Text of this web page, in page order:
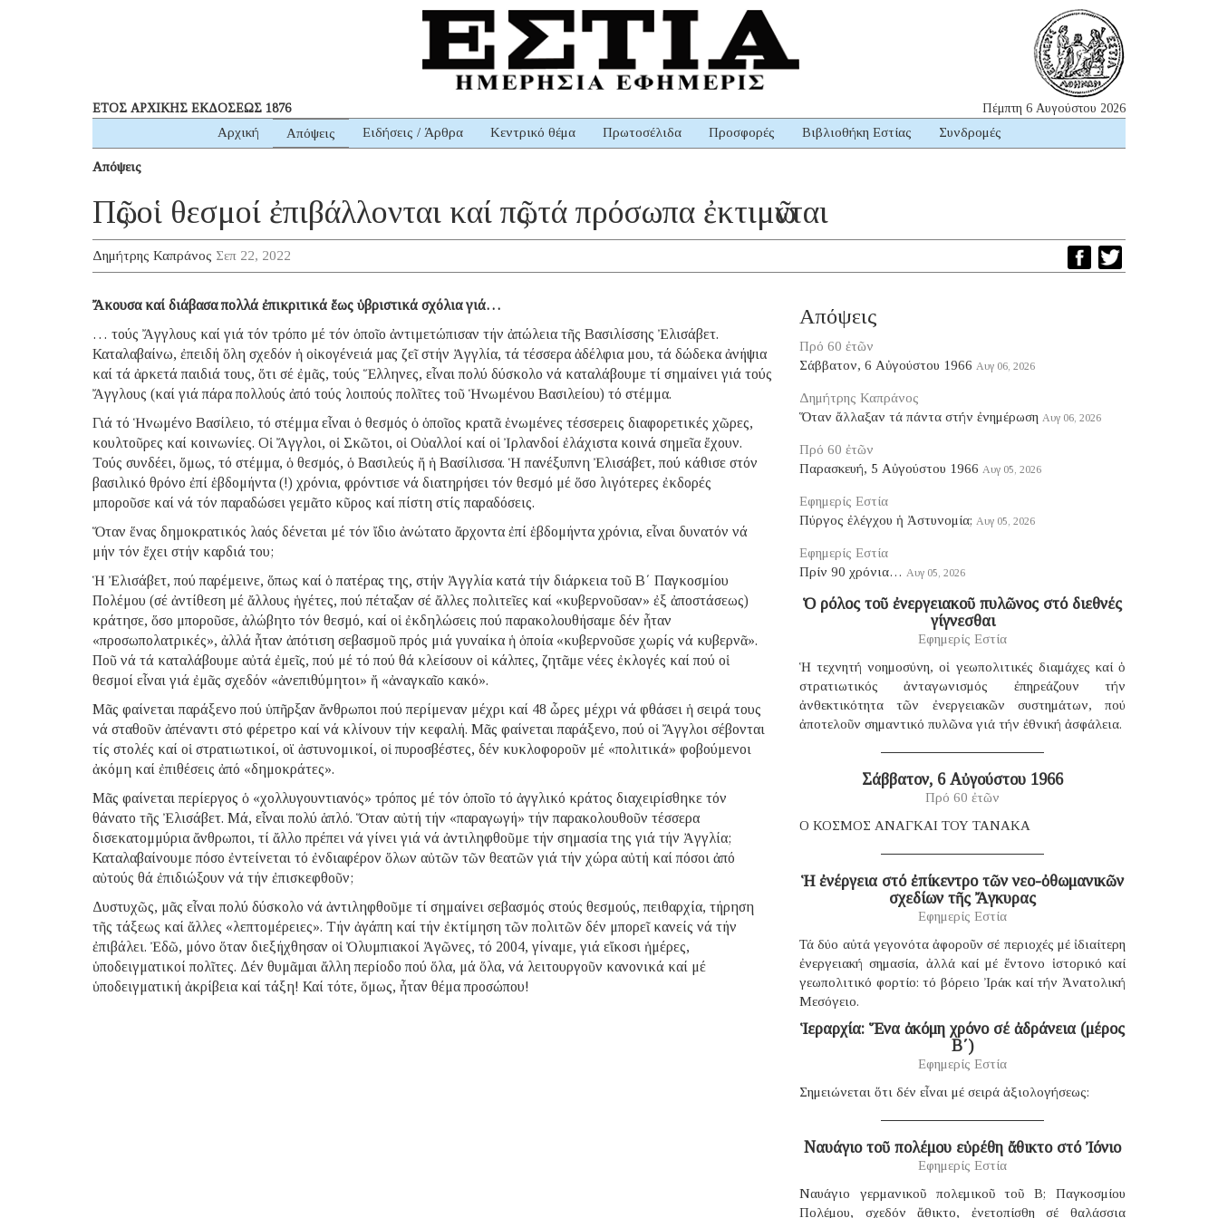
ΕΤΟΣ ΑΡΧΙΚΗΣ ΕΚΔΟΣΕΩΣ 1876 Πέμπτη 6 Αυγούστου 2026
Αρχική Απόψεις Ειδήσεις / Άρθρα Κεντρικό θέμα Πρωτοσέλιδα Προσφορές Βιβλιοθήκη Εστίας Συνδρομές
Απόψεις
Πῶς οἱ θεσμοί ἐπιβάλλονται καί πῶς τά πρόσωπα ἐκτιμῶνται
Δημήτρης Καπράνος Σεπ 22, 2022
Ἄκουσα καί διάβασα πολλά ἐπικριτικά ἕως ὑβριστικά σχόλια γιά…
… τούς Ἄγγλους καί γιά τόν τρόπο μέ τόν ὁποῖο ἀντιμετώπισαν τήν ἀπώλεια τῆς Βασιλίσσης Ἐλισάβετ.
Καταλαβαίνω, ἐπειδή ὅλη σχεδόν ἡ οἰκογένειά μας ζεῖ στήν Ἀγγλία, τά τέσσερα ἀδέλφια μου, τά δώδεκα ἀνήψια
καί τά ἀρκετά παιδιά τους, ὅτι σέ ἐμᾶς, τούς Ἕλληνες, εἶναι πολύ δύσκολο νά καταλάβουμε τί σημαίνει γιά τούς
Ἄγγλους (καί γιά πάρα πολλούς ἀπό τούς λοιπούς πολῖτες τοῦ Ἡνωμένου Βασιλείου) τό στέμμα.
Γιά τό Ἡνωμένο Βασίλειο, τό στέμμα εἶναι ὁ θεσμός ὁ ὁποῖος κρατᾶ ἑνωμένες τέσσερεις διαφορετικές χῶρες,
κουλτοῦρες καί κοινωνίες. Οἱ Ἄγγλοι, οἱ Σκῶτοι, οἱ Οὐαλλοί καί οἱ Ἰρλανδοί ἐλάχιστα κοινά σημεῖα ἔχουν.
Τούς συνδέει, ὅμως, τό στέμμα, ὁ θεσμός, ὁ Βασιλεύς ἤ ἡ Βασίλισσα. Ἡ πανέξυπνη Ἐλισάβετ, πού κάθισε στόν
βασιλικό θρόνο ἐπί ἑβδομήντα (!) χρόνια, φρόντισε νά διατηρήσει τόν θεσμό μέ ὅσο λιγότερες ἐκδορές
μποροῦσε καί νά τόν παραδώσει γεμᾶτο κῦρος καί πίστη στίς παραδόσεις.
Ὅταν ἕνας δημοκρατικός λαός δένεται μέ τόν ἴδιο ἀνώτατο ἄρχοντα ἐπί ἑβδομήντα χρόνια, εἶναι δυνατόν νά
μήν τόν ἔχει στήν καρδιά του;
Ἡ Ἐλισάβετ, πού παρέμεινε, ὅπως καί ὁ πατέρας της, στήν Ἀγγλία κατά τήν διάρκεια τοῦ Β΄ Παγκοσμίου
Πολέμου (σέ ἀντίθεση μέ ἄλλους ἡγέτες, πού πέταξαν σέ ἄλλες πολιτεῖες καί «κυβερνοῦσαν» ἐξ ἀποστάσεως)
κράτησε, ὅσο μποροῦσε, ἀλώβητο τόν θεσμό, καί οἱ ἐκδηλώσεις πού παρακολουθήσαμε δέν ἦταν
«προσωπολατρικές», ἀλλά ἦταν ἀπότιση σεβασμοῦ πρός μιά γυναίκα ἡ ὁποία «κυβερνοῦσε χωρίς νά κυβερνᾶ».
Ποῦ νά τά καταλάβουμε αὐτά ἐμεῖς, πού μέ τό πού θά κλείσουν οἱ κάλπες, ζητᾶμε νέες ἐκλογές καί πού οἱ
θεσμοί εἶναι γιά ἐμᾶς σχεδόν «ἀνεπιθύμητοι» ἤ «ἀναγκαῖο κακό».
Μᾶς φαίνεται παράξενο πού ὑπῆρξαν ἄνθρωποι πού περίμεναν μέχρι καί 48 ὧρες μέχρι νά φθάσει ἡ σειρά τους
νά σταθοῦν ἀπέναντι στό φέρετρο καί νά κλίνουν τήν κεφαλή. Μᾶς φαίνεται παράξενο, πού οἱ Ἄγγλοι σέβονται
τίς στολές καί οἱ στρατιωτικοί, οϊ ἀστυνομικοί, οἱ πυροσβέστες, δέν κυκλοφοροῦν μέ «πολιτικά» φοβούμενοι
ἀκόμη καί ἐπιθέσεις ἀπό «δημοκράτες».
Μᾶς φαίνεται περίεργος ὁ «χολλυγουντιανός» τρόπος μέ τόν ὁποῖο τό ἀγγλικό κράτος διαχειρίσθηκε τόν
θάνατο τῆς Ἐλισάβετ. Μά, εἶναι πολύ ἁπλό. Ὅταν αὐτή τήν «παραγωγή» τήν παρακολουθοῦν τέσσερα
δισεκατομμύρια ἄνθρωποι, τί ἄλλο πρέπει νά γίνει γιά νά ἀντιληφθοῦμε τήν σημασία της γιά τήν Ἀγγλία;
Καταλαβαίνουμε πόσο ἐντείνεται τό ἐνδιαφέρον ὅλων αὐτῶν τῶν θεατῶν γιά τήν χώρα αὐτή καί πόσοι ἀπό
αὐτούς θά ἐπιδιώξουν νά τήν ἐπισκεφθοῦν;
Δυστυχῶς, μᾶς εἶναι πολύ δύσκολο νά ἀντιληφθοῦμε τί σημαίνει σεβασμός στούς θεσμούς, πειθαρχία, τήρηση
τῆς τάξεως καί ἄλλες «λεπτομέρειες». Τήν ἀγάπη καί τήν ἐκτίμηση τῶν πολιτῶν δέν μπορεῖ κανείς νά τήν
ἐπιβάλει. Ἐδῶ, μόνο ὅταν διεξήχθησαν οἱ Ὀλυμπιακοί Ἀγῶνες, τό 2004, γίναμε, γιά εἴκοσι ἡμέρες,
ὑποδειγματικοί πολῖτες. Δέν θυμᾶμαι ἄλλη περίοδο πού ὅλα, μά ὅλα, νά λειτουργοῦν κανονικά καί μέ
ὑποδειγματική ἀκρίβεια καί τάξη! Καί τότε, ὅμως, ἦταν θέμα προσώπου!
Απόψεις
Πρό 60 ἐτῶν
Σάββατον, 6 Αὐγούστου 1966 Αυγ 06, 2026
Δημήτρης Καπράνος
Ὅταν ἄλλαξαν τά πάντα στήν ἐνημέρωση Αυγ 06, 2026
Πρό 60 ἐτῶν
Παρασκευή, 5 Αὐγούστου 1966 Αυγ 05, 2026
Εφημερίς Εστία
Πύργος ἐλέγχου ἡ Ἀστυνομία; Αυγ 05, 2026
Εφημερίς Εστία
Πρίν 90 χρόνια… Αυγ 05, 2026
Ὁ ρόλος τοῦ ἐνεργειακοῦ πυλῶνος στό διεθνές
γίγνεσθαι
Εφημερίς Εστία
Ἡ τεχνητή νοημοσύνη, οἱ γεωπολιτικές διαμάχες καί ὁ
στρατιωτικός ἀνταγωνισμός ἐπηρεάζουν τήν
ἀνθεκτικότητα τῶν ἐνεργειακῶν συστημάτων, πού
ἀποτελοῦν σημαντικό πυλῶνα γιά τήν ἐθνική ἀσφάλεια.
Σάββατον, 6 Αὐγούστου 1966
Πρό 60 ἐτῶν
Ο ΚΟΣΜΟΣ ΑΝΑΓΚΑΙ ΤΟΥ ΤΑΝΑΚΑ
Ἡ ἐνέργεια στό ἐπίκεντρο τῶν νεο-ὀθωμανικῶν
σχεδίων τῆς Ἄγκυρας
Εφημερίς Εστία
Τά δύο αὐτά γεγονότα ἀφοροῦν σέ περιοχές μέ ἰδιαίτερη
ἐνεργειακή σημασία, ἀλλά καί μέ ἔντονο ἱστορικό καί
γεωπολιτικό φορτίο: τό βόρειο Ἰράκ καί τήν Ἀνατολική
Μεσόγειο.
Ἱεραρχία: Ἕνα ἀκόμη χρόνο σέ ἀδράνεια (μέρος
B΄)
Εφημερίς Εστία
Σημειώνεται ὅτι δέν εἶναι μέ σειρά ἀξιολογήσεως:
Ναυάγιο τοῦ πολέμου εὑρέθη ἄθικτο στό Ἰόνιο
Εφημερίς Εστία
Ναυάγιο γερμανικοῦ πολεμικοῦ τοῦ B; Παγκοσμίου
Πολέμου, σχεδόν ἄθικτο, ἐνετοπίσθη σέ θαλάσσια